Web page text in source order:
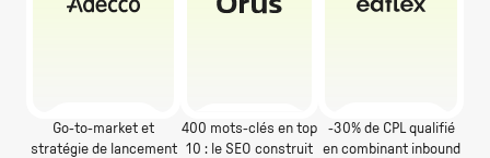
Go-to-market et
stratégie de lancement
400 mots-clés en top
10 : le SEO construit
-30% de CPL qualifié
en combinant inbound